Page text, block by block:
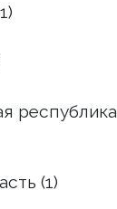
республика
(1)